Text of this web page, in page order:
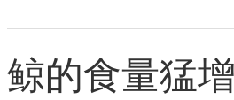
鲸的食量猛